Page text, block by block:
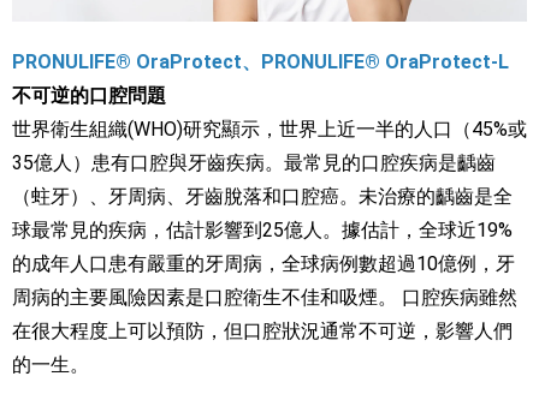
PRONULIFE® OraProtect、PRONULIFE® OraProtect-L
不可逆的口腔問題
世界衛生組織(WHO)研究顯示，世界上近一半的人口（45%或
35億人）患有口腔與牙齒疾病。最常見的口腔疾病是齲齒
（蛀牙）、牙周病、牙齒脫落和口腔癌。未治療的齲齒是全
球最常見的疾病，估計影響到25億人。據估計，全球近19%
的成年人口患有嚴重的牙周病，全球病例數超過10億例，牙
周病的主要風險因素是口腔衛生不佳和吸煙。 口腔疾病雖然
在很大程度上可以預防，但口腔狀況通常不可逆，影響人們
的一生。